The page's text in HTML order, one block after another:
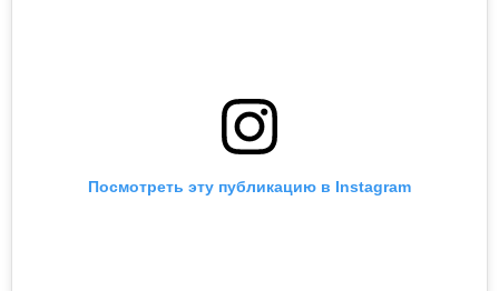
Посмотреть эту публикацию в Instagram